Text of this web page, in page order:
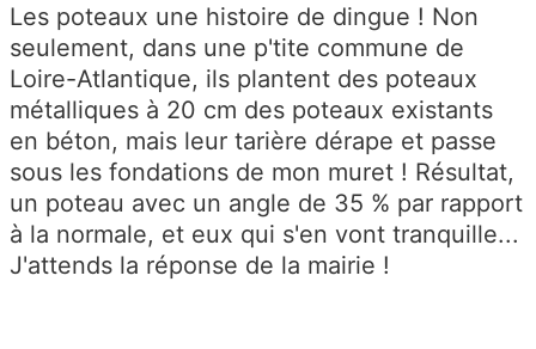
Les poteaux une histoire de dingue ! Non
seulement, dans une p'tite commune de
Loire-Atlantique, ils plantent des poteaux
métalliques à 20 cm des poteaux existants
en béton, mais leur tarière dérape et passe
sous les fondations de mon muret ! Résultat,
un poteau avec un angle de 35 % par rapport
à la normale, et eux qui s'en vont tranquille...
J'attends la réponse de la mairie !